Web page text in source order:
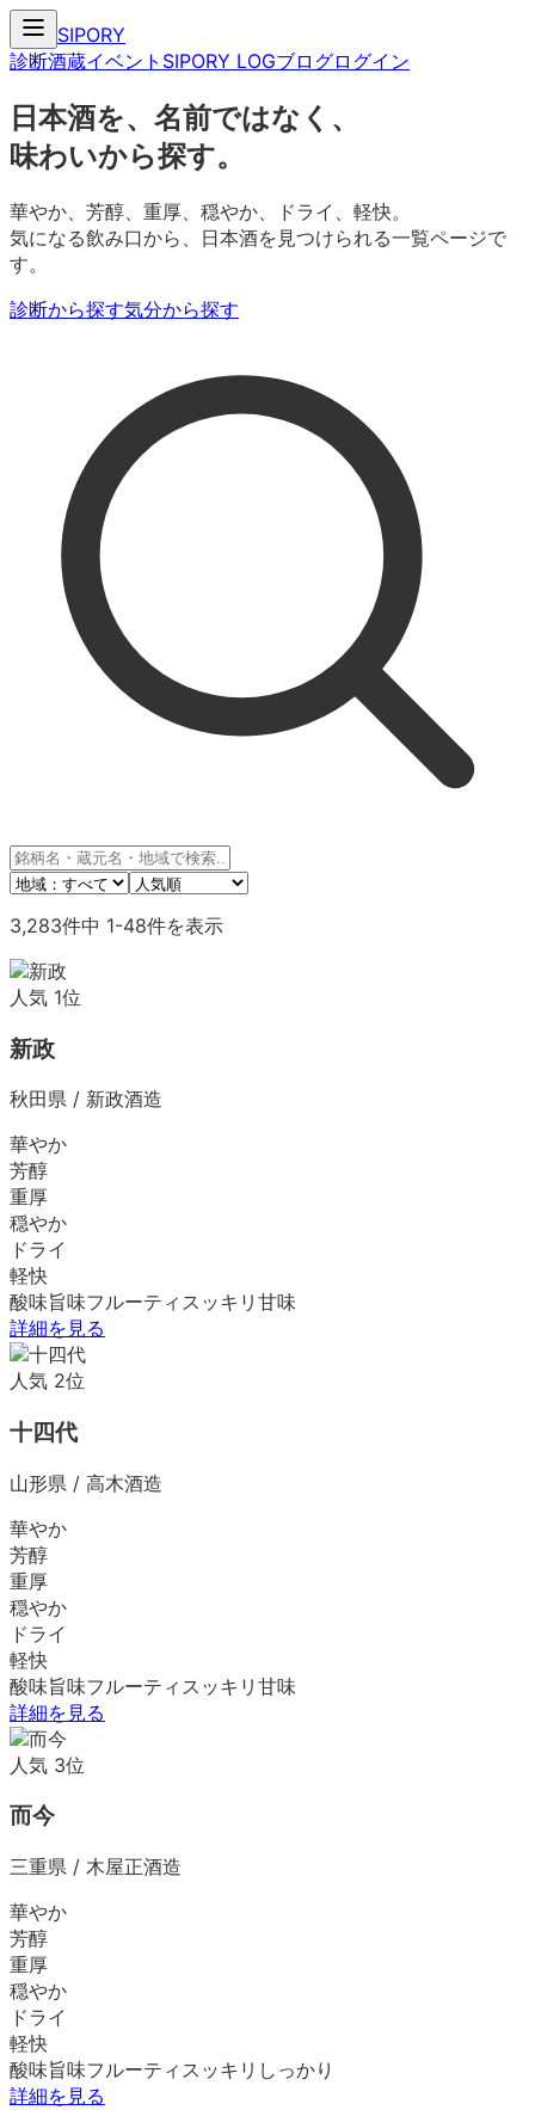
SIPORY
診断酒蔵イベント SIPORY LOGブログログイン
日本酒を、名前ではなく、
味わいから探す。
華やか、芳醇、重厚、穏やか、ドライ、軽快。
気になる飲み口から、日本酒を見つけられる一覧ページで
す。
診断から探す気分から探す
3,283件中 1-48件を表示
人気 1位
新政
秋田県 / 新政酒造
華やか
芳醇
重厚
穏やか
ドライ
軽快
酸味旨味フルーティ スッキリ 甘味
詳細を見る
人気 2位
十四代
山形県 / 高木酒造
華やか
芳醇
重厚
穏やか
ドライ
軽快
酸味旨味フルーティ スッキリ 甘味
詳細を見る
人気 3位
而今
三重県 / 木屋正酒造
華やか
芳醇
重厚
穏やか
ドライ
軽快
酸味旨味フルーティ スッキリ しっかり
詳細を見る